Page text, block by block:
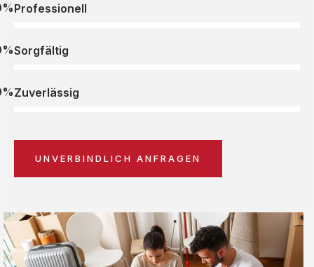
Professionell
Sorgfältig
Zuverlässig
UNVERBINDLICH ANFRAGEN